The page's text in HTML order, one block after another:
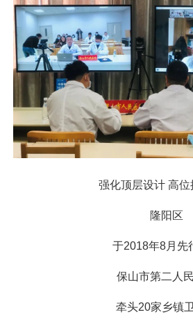
强化顶层设计 高位
隆阳区
于2018年8月先
保山市第二人民
牵头20家乡镇